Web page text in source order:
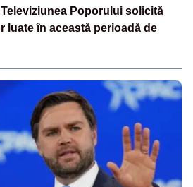
Poporului solicită
luate în această perioadă de